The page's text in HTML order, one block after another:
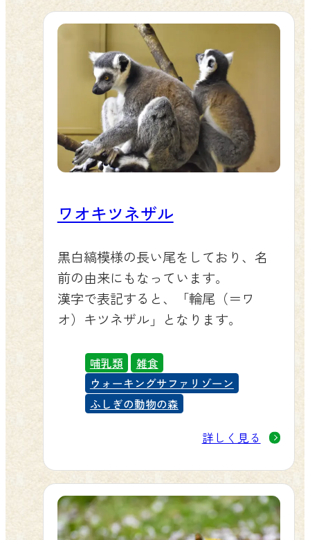
ワオキツネザル
黒白縞模様の長い尾をしており、名
前の由来にもなっています。
漢字で表記すると、「輪尾（＝ワ
オ）キツネザル」となります。
哺乳類
雑食
ウォーキングサファリゾーン
ふしぎの動物の森
詳しく見る